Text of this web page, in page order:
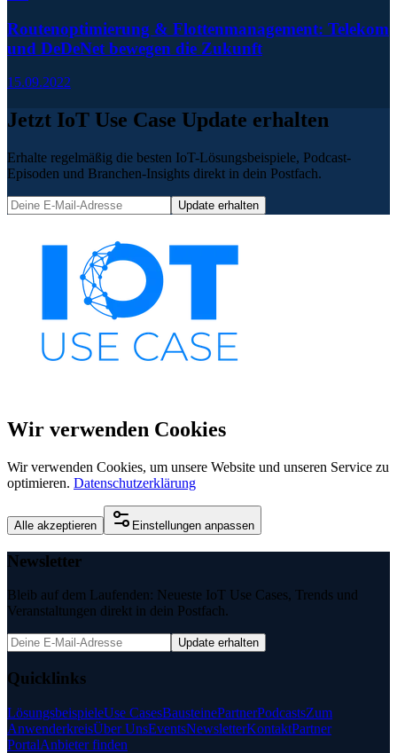
Routenoptimierung & Flottenmanagement: Telekom
und DeDeNet bewegen die Zukunft
15.09.2022
Jetzt IoT Use Case Update erhalten
Erhalte regelmäßig die besten IoT-Lösungsbeispiele, Podcast-
Episoden und Branchen-Insights direkt in dein Postfach.
Update erhalten
Wir verwenden Cookies
Wir verwenden Cookies, um unsere Website und unseren Service zu
optimieren. Datenschutzerklärung
Alle akzeptieren Einstellungen anpassen
Newsletter
Bleib auf dem Laufenden: Neueste IoT Use Cases, Trends und
Veranstaltungen direkt in dein Postfach.
Update erhalten
Quicklinks
LösungsbeispieleUse CasesBausteinePartnerPodcastsZum
AnwenderkreisÜber UnsEventsNewsletterKontaktPartner
PortalAnbieter finden